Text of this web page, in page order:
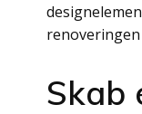
Skab